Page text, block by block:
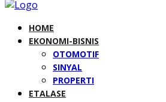
HOME
EKONOMI-BISNIS
OTOMOTIF
SINYAL
PROPERTI
ETALASE